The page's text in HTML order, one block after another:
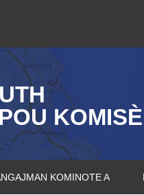
KOMINOTE A